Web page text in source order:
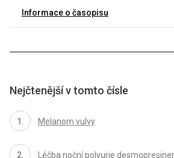
Informace o časopisu
Nejčtenější v tomto čísle
Melanom vulvy
Léčba noční polyurie